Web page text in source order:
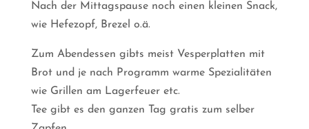
Nach der Mittagspause noch einen kleinen Snack,
wie Hefezopf, Brezel o.ä.
Zum Abendessen gibts meist Vesperplatten mit
Brot und je nach Programm warme Spezialitäten
wie Grillen am Lagerfeuer etc.
Tee gibt es den ganzen Tag gratis zum selber